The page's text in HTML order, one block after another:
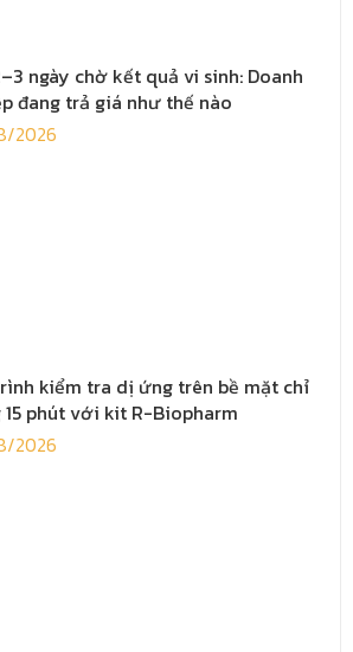
ngày chờ kết quả vi sinh: Doanh
đang trả giá như thế nào
2026
kiểm tra dị ứng trên bề mặt chỉ
phút với kit R-Biopharm
2026